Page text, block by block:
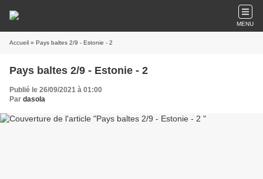
MENU
Accueil » Pays baltes 2/9 - Estonie - 2
Pays baltes 2/9 - Estonie - 2
Publié le 26/09/2021 à 01:00
Par dasola